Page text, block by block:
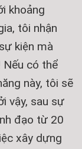
khoảng
tôi nhận
kiện mà
có thể
này, tôi sẽ
vậy, sau sự
đạo từ 20
xây dựng